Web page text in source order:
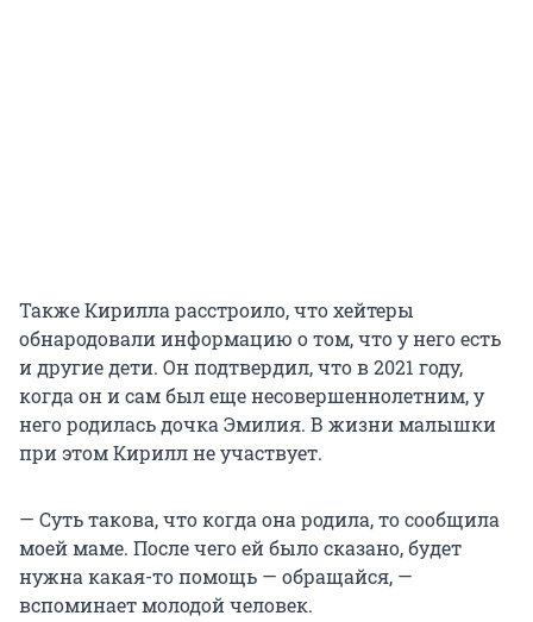
Также Кирилла расстроило, что хейтеры
обнародовали информацию о том, что у него есть
и другие дети. Он подтвердил, что в 2021 году,
когда он и сам был еще несовершеннолетним, у
него родилась дочка Эмилия. В жизни малышки
при этом Кирилл не участвует.
— Суть такова, что когда она родила, то сообщила
моей маме. После чего ей было сказано, будет
нужна какая-то помощь — обращайся, —
вспоминает молодой человек.